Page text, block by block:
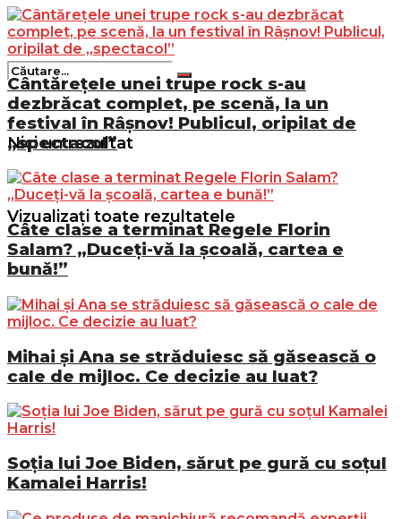
Nici un rezultat
Vizualizați toate rezultatele
Cântărețele unei trupe rock s-au
dezbrăcat complet, pe scenă, la un
festival în Râșnov! Publicul, oripilat de
„spectacol”
Câte clase a terminat Regele Florin
Salam? „Duceți-vă la școală, cartea e
bună!”
Mihai și Ana se străduiesc să găsească o
cale de mijloc. Ce decizie au luat?
Soția lui Joe Biden, sărut pe gură cu soțul
Kamalei Harris!